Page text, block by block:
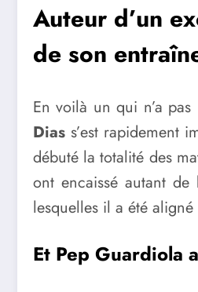
Auteur d’un
de son
En voilà un qui n’a
Dias s’est rapidement
débuté la totalité des
ont encaissé autant
lesquelles il a été aligné
Et Pep Guardiola